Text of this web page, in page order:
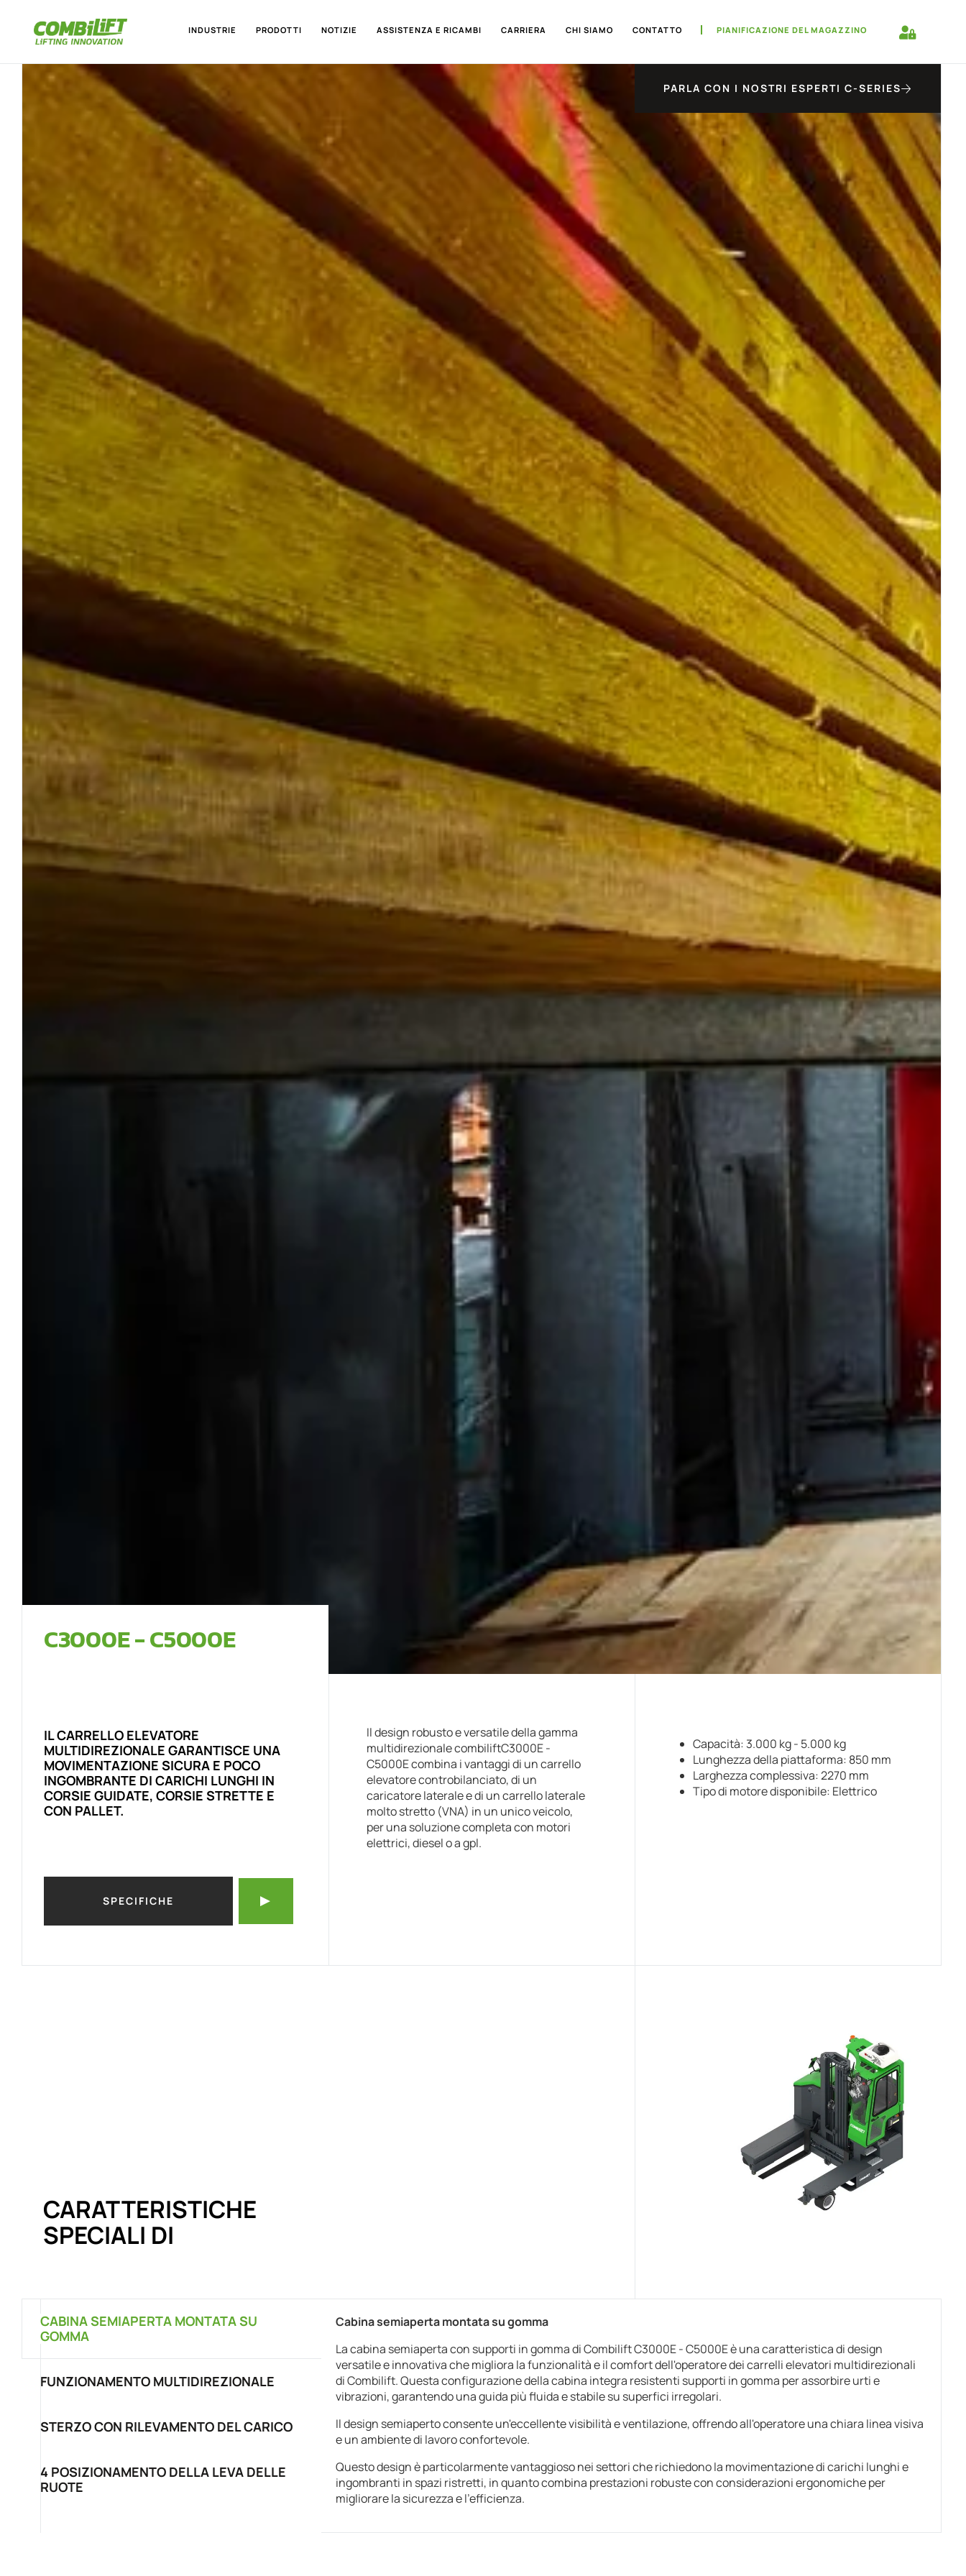
INDUSTRIE PRODOTTI NOTIZIE ASSISTENZA E RICAMBI CARRIERA CHI SIAMO CONTATTO PIANIFICAZIONE DEL MAGAZZINO
PARLA CON I NOSTRI ESPERTI C-SERIES
C3000E - C5000E
IL CARRELLO ELEVATORE
MULTIDIREZIONALE GARANTISCE UNA
MOVIMENTAZIONE SICURA E POCO
INGOMBRANTE DI CARICHI LUNGHI IN
CORSIE GUIDATE, CORSIE STRETTE E
CON PALLET.
SPECIFICHE
Il design robusto e versatile della gamma
multidirezionale combiliftC3000E -
C5000E combina i vantaggi di un carrello
elevatore controbilanciato, di un
caricatore laterale e di un carrello laterale
molto stretto (VNA) in un unico veicolo,
per una soluzione completa con motori
elettrici, diesel o a gpl.
Capacità: 3.000 kg - 5.000 kg
Lunghezza della piattaforma: 850 mm
Larghezza complessiva: 2270 mm
Tipo di motore disponibile: Elettrico
CARATTERISTICHE
SPECIALI DI
CABINA SEMIAPERTA MONTATA SU
GOMMA
FUNZIONAMENTO MULTIDIREZIONALE
STERZO CON RILEVAMENTO DEL CARICO
4 POSIZIONAMENTO DELLA LEVA DELLE
RUOTE
Cabina semiaperta montata su gomma
La cabina semiaperta con supporti in gomma di Combilift C3000E - C5000E è una caratteristica di design
versatile e innovativa che migliora la funzionalità e il comfort dell'operatore dei carrelli elevatori multidirezionali
di Combilift. Questa configurazione della cabina integra resistenti supporti in gomma per assorbire urti e
vibrazioni, garantendo una guida più fluida e stabile su superfici irregolari.
Il design semiaperto consente un'eccellente visibilità e ventilazione, offrendo all'operatore una chiara linea visiva
e un ambiente di lavoro confortevole.
Questo design è particolarmente vantaggioso nei settori che richiedono la movimentazione di carichi lunghi e
ingombranti in spazi ristretti, in quanto combina prestazioni robuste con considerazioni ergonomiche per
migliorare la sicurezza e l'efficienza.